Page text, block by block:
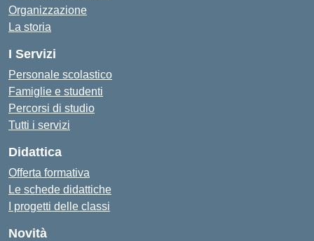
Organizzazione
La storia
I Servizi
Personale scolastico
Famiglie e studenti
Percorsi di studio
Tutti i servizi
Didattica
Offerta formativa
Le schede didattiche
I progetti delle classi
Novità